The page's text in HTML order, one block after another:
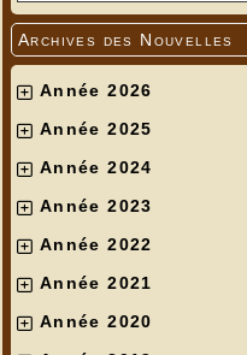
Archives des Nouvelles
Année 2026
Année 2025
Année 2024
Année 2023
Année 2022
Année 2021
Année 2020